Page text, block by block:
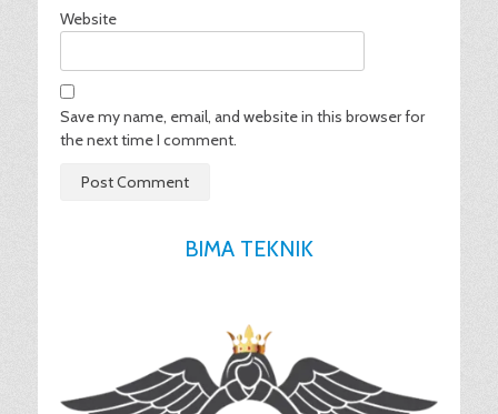
Website
Save my name, email, and website in this browser for
the next time I comment.
BIMA TEKNIK